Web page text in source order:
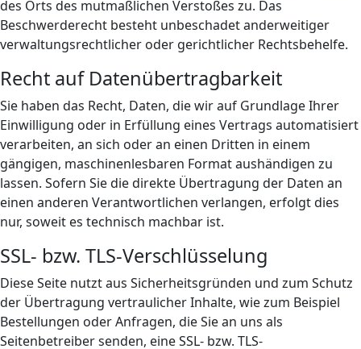
des Orts des mutmaßlichen Verstoßes zu. Das
Beschwerderecht besteht unbeschadet anderweitiger
verwaltungsrechtlicher oder gerichtlicher Rechtsbehelfe.
Recht auf Daten­übertrag­barkeit
Sie haben das Recht, Daten, die wir auf Grundlage Ihrer
Einwilligung oder in Erfüllung eines Vertrags automatisiert
verarbeiten, an sich oder an einen Dritten in einem
gängigen, maschinenlesbaren Format aushändigen zu
lassen. Sofern Sie die direkte Übertragung der Daten an
einen anderen Verantwortlichen verlangen, erfolgt dies
nur, soweit es technisch machbar ist.
SSL- bzw. TLS-Verschlüsselung
Diese Seite nutzt aus Sicherheitsgründen und zum Schutz
der Übertragung vertraulicher Inhalte, wie zum Beispiel
Bestellungen oder Anfragen, die Sie an uns als
Seitenbetreiber senden, eine SSL- bzw. TLS-